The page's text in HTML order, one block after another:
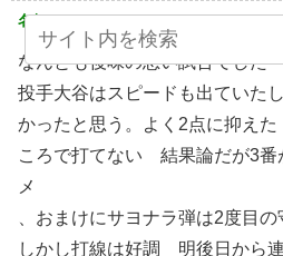
名無しさん
なんとも後味の悪い試合でした
投手大谷はスピードも出ていた
かったと思う。よく2点に抑え
ころで打てない 結果論だが3番
メ
、おまけにサヨナラ弾は2度目
しかし打線は好調 明後日から連